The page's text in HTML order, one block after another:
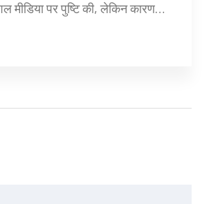
मीडिया पर पुष्टि की, लेकिन कारण